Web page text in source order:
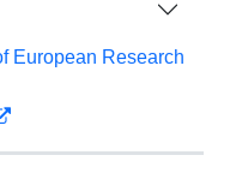
European Research